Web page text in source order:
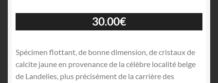
30.00€
Spécimen flottant, de bonne dimension, de cristaux de
calcite jaune en provenance de la célèbre localité belge
de Landelies, plus précisément de la carrière des